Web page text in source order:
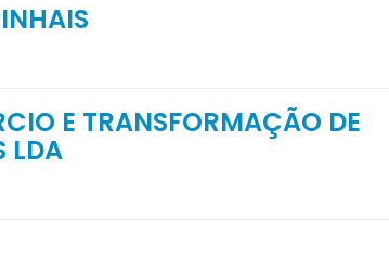
E TRANSFORMAÇÃO DE
LDA